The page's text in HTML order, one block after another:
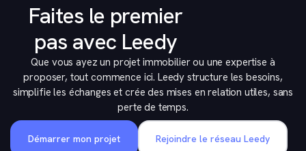
Faites le premier
pas avec Leedy
Que vous ayez un projet immobilier ou une expertise à
proposer, tout commence ici. Leedy structure les besoins,
simplifie les échanges et crée des mises en relation utiles, sans
perte de temps.
Démarrer mon projet Rejoindre le réseau Leedy